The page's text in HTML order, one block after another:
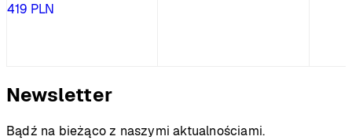
419 PLN
Newsletter
Bądź na bieżąco z naszymi aktualnościami.